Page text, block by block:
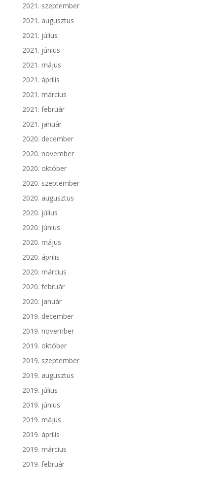
2021. szeptember
2021. augusztus
2021. július
2021. június
2021. május
2021. április
2021. március
2021. február
2021. január
2020. december
2020. november
2020. október
2020. szeptember
2020. augusztus
2020. július
2020. június
2020. május
2020. április
2020. március
2020. február
2020. január
2019. december
2019. november
2019. október
2019. szeptember
2019. augusztus
2019. július
2019. június
2019. május
2019. április
2019. március
2019. február